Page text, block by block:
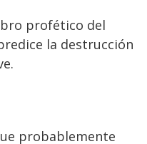
profético del
la destrucción
probablemente